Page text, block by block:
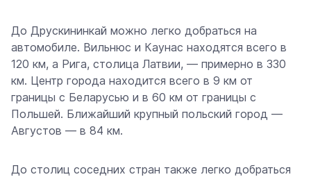
До Друскининкай можно легко добраться на
автомобиле. Вильнюс и Каунас находятся всего в
120 км, а Рига, столица Латвии, — примерно в 330
км. Центр города находится всего в 9 км от
границы с Беларусью и в 60 км от границы с
Польшей. Ближайший крупный польский город —
Августов — в 84 км.
До столиц соседних стран также легко добраться